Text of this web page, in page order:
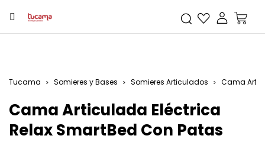
Tucama Somieres y Bases Somieres Articulados Cama
Cama Articulada Eléctrica
Relax SmartBed Con Patas